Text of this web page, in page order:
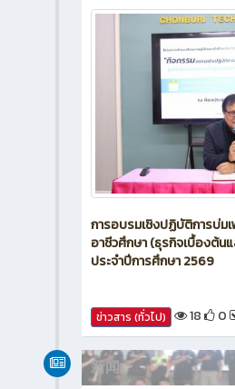
การอบรมเชิงปฏิบัติการบ่ม
อาชีวศึกษา (ธุรกิจเบื้องต้น
ประจำปีการศึกษา 2569
ข่าวสาร (ทั่วไป) 18 0
新闻